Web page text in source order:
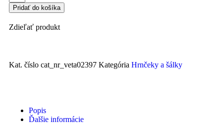
Pridať do košíka
Zdieľať produkt
Kat. číslo cat_nr_veta02397 Kategória Hrnčeky a šálky
Popis
Ďalšie informácie